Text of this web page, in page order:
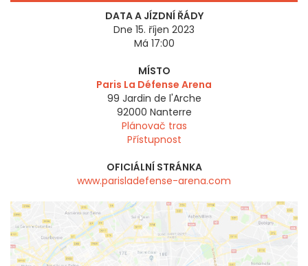
DATA A JÍZDNÍ ŘÁDY
Dne 15. říjen 2023
Má 17:00
MÍSTO
Paris La Défense Arena
99 Jardin de l'Arche
92000 Nanterre
Plánovač tras
Přístupnost
OFICIÁLNÍ STRÁNKA
www.parisladefense-arena.com